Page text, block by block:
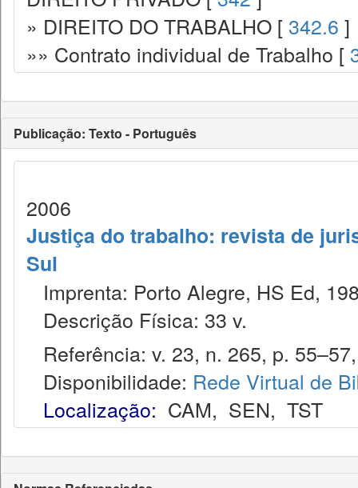
» DIREITO DO TRABALHO [ 342.6 ]
»» Contrato individual de Trabalho [
Publicação: Texto - Português
2006
Justiça do trabalho: revista de
Sul
Imprenta: Porto Alegre, HS Ed,
Descrição Física: 33 v.
Referência: v. 23, n. 265, p.
Disponibilidade: Rede Virtual de
Localização: CAM, SEN, TST